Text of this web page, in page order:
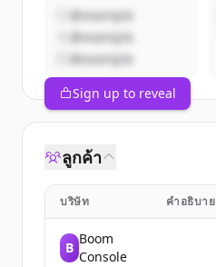
@example
@example
@example
Sign up to reveal
ลูกค้า
บริษัท คำอธิบาย
B
Boom
Console